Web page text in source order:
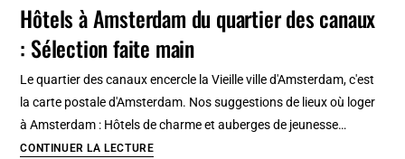
raisons
d’aimer
Hôtels à Amsterdam du quartier des canaux
: Sélection faite main
Le quartier des canaux encercle la Vieille ville d'Amsterdam, c'est
la carte postale d'Amsterdam. Nos suggestions de lieux où loger
à Amsterdam : Hôtels de charme et auberges de jeunesse…
CONTINUER LA LECTUREHôtels